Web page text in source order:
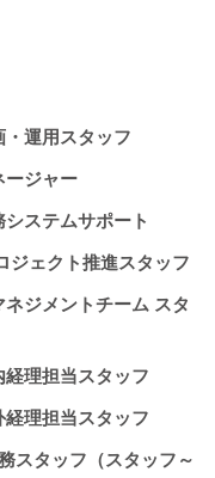
運用スタッフ
ージャー
ステムサポート
ジェクト推進スタッフ
ネジメントチーム スタ
理担当スタッフ
理担当スタッフ
スタッフ（スタッフ～